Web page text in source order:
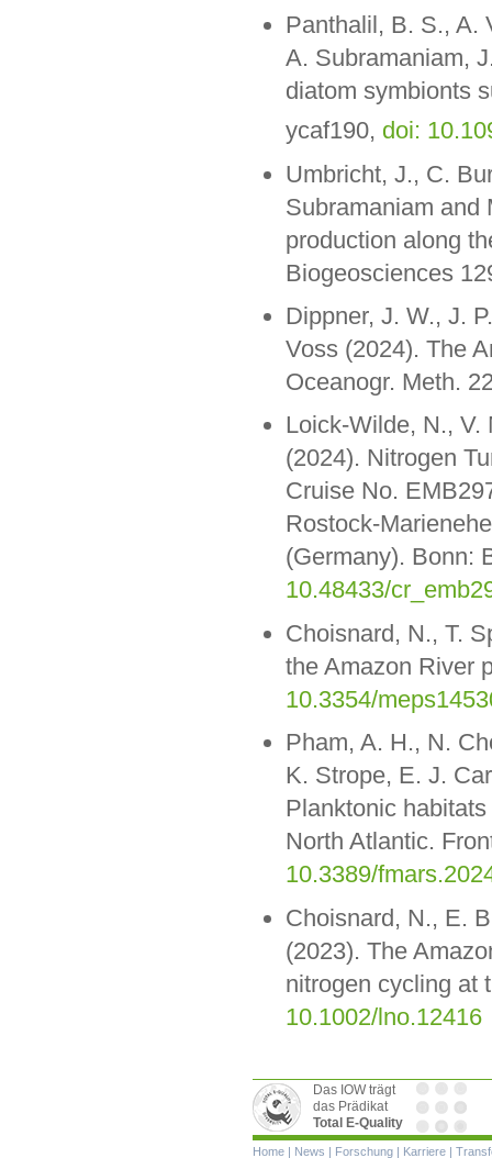
Panthalil, B. S., A.
A. Subramaniam,
diatom symbionts
ycaf190, doi:
Umbricht, J., C.
Subramaniam and
production along
Biogeosciences
Dippner, J. W., J.
Voss (2024). The
Oceanogr. Meth.
Loick-Wilde, N., V.
(2024). Nitrogen
Cruise No.
Rostock-
(Germany). Bonn:
10.48433/
Choisnard, N., T.
the Amazon River
10.3354/
Pham, A. H., N.
K. Strope, E. J.
Planktonic
North Atlantic.
10.3389/
Choisnard, N., E.
(2023). The
nitrogen cycling at
10.1002/lno.12416
Das IOW trägt
das Prädikat
Total E-Quality
Navigation
Home News Forschung Karriere